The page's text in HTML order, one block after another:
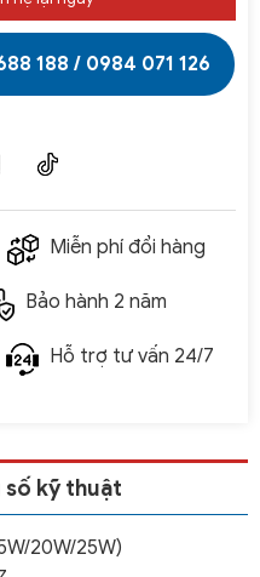
188 / 0984 071 126
Miễn phí đổi hàng
Bảo hành 2 năm
Hỗ trợ tư vấn 24/7
số kỹ thuật
20W/25W)